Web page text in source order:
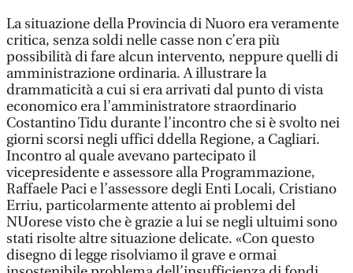
La situazione della Provincia di Nuoro era veramente
critica, senza soldi nelle casse non c’era più
possibilità di fare alcun intervento, neppure quelli di
amministrazione ordinaria. A illustrare la
drammaticità a cui si era arrivati dal punto di vista
economico era l’amministratore straordinario
Costantino Tidu durante l’incontro che si è svolto nei
giorni scorsi negli uffici ddella Regione, a Cagliari.
Incontro al quale avevano partecipato il
vicepresidente e assessore alla Programmazione,
Raffaele Paci e l’assessore degli Enti Locali, Cristiano
Erriu, particolarmente attento ai problemi del
NUorese visto che è grazie a lui se negli ultuimi sono
stati risolte altre situazione delicate. «Con questo
disegno di legge risolviamo il grave e ormai